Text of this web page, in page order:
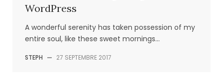
WordPress
A wonderful serenity has taken possession of my
entire soul, like these sweet mornings...
STEPH — 27 SEPTEMBRE 2017